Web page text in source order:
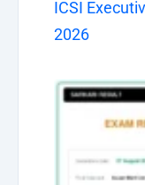
ICSI
2026